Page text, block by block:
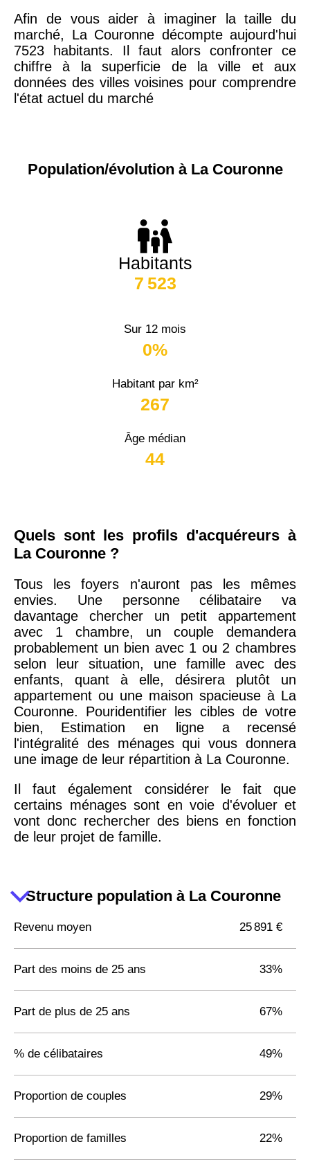
Afin de vous aider à imaginer la taille du
marché, La Couronne décompte aujourd'hui
7523 habitants. Il faut alors confronter ce
chiffre à la superficie de la ville et aux
données des villes voisines pour comprendre
l'état actuel du marché
Population/évolution à La Couronne
Habitants
7 523
Sur 12 mois
0%
Habitant par km²
267
Âge médian
44
Quels sont les profils d'acquéreurs à
La Couronne ?
Tous les foyers n'auront pas les mêmes
envies. Une personne célibataire va
davantage chercher un petit appartement
avec 1 chambre, un couple demandera
probablement un bien avec 1 ou 2 chambres
selon leur situation, une famille avec des
enfants, quant à elle, désirera plutôt un
appartement ou une maison spacieuse à La
Couronne. Pouridentifier les cibles de votre
bien, Estimation en ligne a recensé
l'intégralité des ménages qui vous donnera
une image de leur répartition à La Couronne.
Il faut également considérer le fait que
certains ménages sont en voie d'évoluer et
vont donc rechercher des biens en fonction
de leur projet de famille.
Structure population à La Couronne
Revenu moyen 25 891 €
Part des moins de 25 ans 33%
Part de plus de 25 ans 67%
% de célibataires 49%
Proportion de couples 29%
Proportion de familles 22%